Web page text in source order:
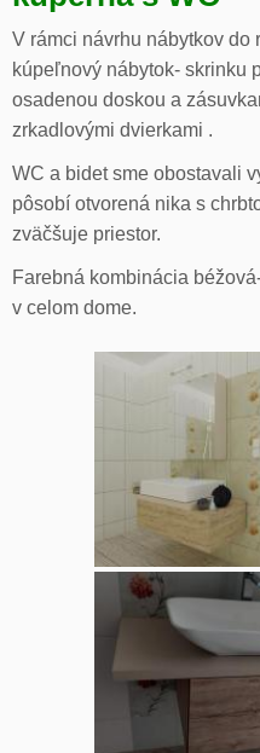
V rámci návrhu nábytkov do
kúpeľnový nábytok- skrinku
osadenou doskou a
zrkadlovými dvierkami .
WC a bidet sme obostavali
pôsobí otvorená nika s
zväčšuje priestor.
Farebná kombinácia
v celom dome.